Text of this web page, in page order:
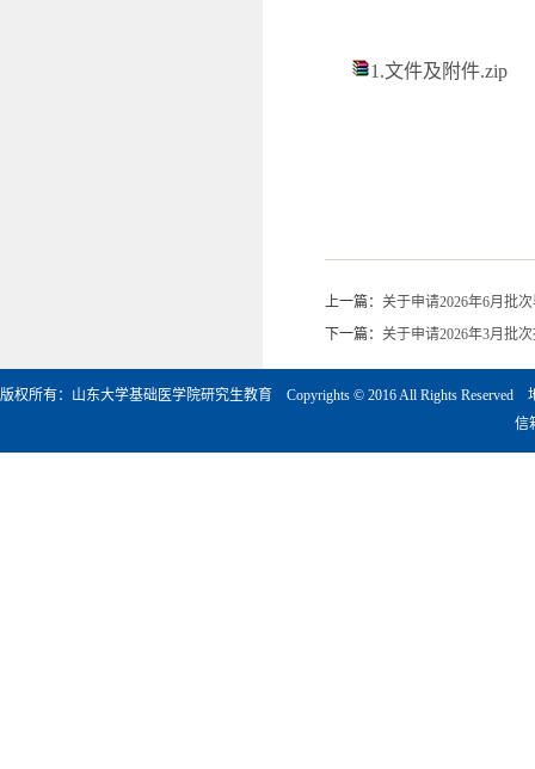
1.文件及附件.zip
上一篇： 关于申请2026年6月批
下一篇： 关于申请2026年3月批
版权所有：山东大学基础医学院研究生教育 Copyrights © 2016 All Rights
信